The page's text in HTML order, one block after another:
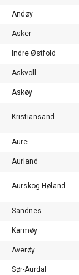
Andøy
Asker
Indre Østfold
Askvoll
Askøy
Kristiansand
Aure
Aurland
Aurskog-Høland
Sandnes
Karmøy
Averøy
Sør-Aurdal